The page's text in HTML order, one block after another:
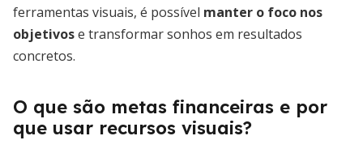
ferramentas visuais, é possível manter o foco nos
objetivose transformar sonhos em resultados
concretos.
O que são metas financeiras e por
que usar recursos visuais?